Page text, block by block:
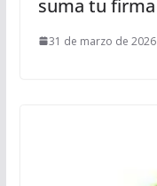
suma tu firma
31 de marzo de 2026